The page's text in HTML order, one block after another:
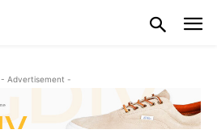
- Advertisement -